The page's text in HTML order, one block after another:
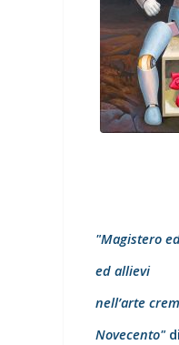
"Magistero
ed allievi
nell’arte
Novecento"